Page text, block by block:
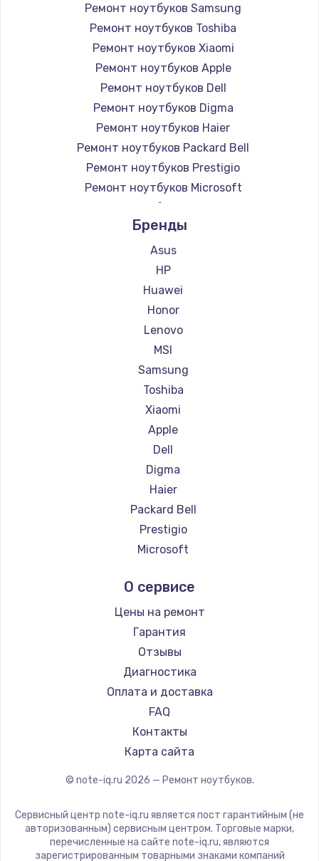
Ремонт ноутбуков Samsung
Ремонт ноутбуков Toshiba
Ремонт ноутбуков Xiaomi
Ремонт ноутбуков Apple
Ремонт ноутбуков Dell
Ремонт ноутбуков Digma
Ремонт ноутбуков Haier
Ремонт ноутбуков Packard Bell
Ремонт ноутбуков Prestigio
Ремонт ноутбуков Microsoft
Ремонт ноутбуков Alienware
Ремонт ноутбуков Aquarius
Ремонт ноутбуков Gigabyte
Ремонт ноутбуков Aorus
Ремонт ноутбуков Maibenben
Ремонт ноутбуков Getac
Ремонт ноутбуков Epson
Ремонт ноутбуков Philips
Ремонт ноутбуков LG
Ремонт ноутбуков Panasonic
Ремонт ноутбуков Irbis
Ремонт ноутбуков Thunderobot
Ремонт ноутбуков Hasee
Ремонт ноутбуков ZTE
Ремонт ноутбуков Hiper
Ремонт ноутбуков Evga
Ремонт ноутбуков Google
Ремонт ноутбуков Echips
Ремонт ноутбуков Predator
Ремонт ноутбуков iru
Ремонт ноутбуков Machenike
Ремонт ноутбуков DEXP
Ремонт ноутбуков Teclast
Ремонт ноутбуков CHUWI
Ремонт ноутбуков Colorful
Бренды
Asus
HP
Huawei
Honor
Lenovo
MSI
Samsung
Toshiba
Xiaomi
Apple
Dell
Digma
Haier
Packard Bell
Prestigio
Microsoft
Aquarius
Gigabyte
Aorus
Maibenben
Getac
Epson
Philips
LG
Panasonic
ZTE
Hiper
О сервисе
Цены на ремонт
Гарантия
Отзывы
Диагностика
Оплата и доставка
FAQ
Контакты
Карта сайта
© note-iq.ru 2026 — Ремонт ноутбуков.
Сервисный центр note-iq.ru является пост гарантийным (не
авторизованным) сервисным центром. Торговые марки,
перечисленные на сайте note-iq.ru, являются
зарегистрированным товарными знаками компаний